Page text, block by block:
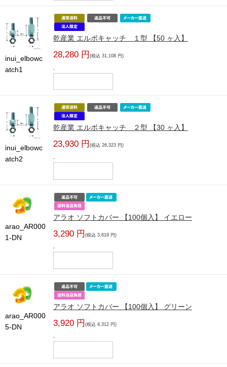
inui_elbowc
atch1
乾産業 エルボキャッチ １型 【50 ヶ入】
28,280 円 (税込 31,108 円)
-
inui_elbowc
atch2
乾産業 エルボキャッチ ２型 【30 ヶ入】
23,930 円 (税込 26,323 円)
-
arao_AR000
1-DN
アラオ ソフトカバー 【100個入】 イエロー
3,290 円 (税込 3,619 円)
-
arao_AR000
5-DN
アラオ ソフトカバー 【100個入】 グリーン
3,920 円 (税込 4,312 円)
-